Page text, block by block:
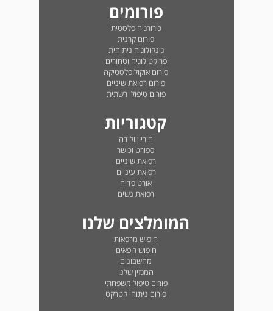
פורומים
כירורגיה פלסטית
פורום קרנית
גינקולוגיה ניתוחית
פרוקטולוגיה וטחורים
פורום אוקולופלסטיקה
פורום רפואת שיניים
פורום טיפולי רשתית
קטגוריות
היריון ולידה
ספורט וכושר
רפואת שיניים
רפואת עיניים
אורטופדיה
רפואת נשים
המומלצים שלנו
חיפוש מרפאות
חיפוש רופאים
מחשבונים
המגזין שלנו
פורום טיפול משפחתי
פורום ניתוחי קטרקט